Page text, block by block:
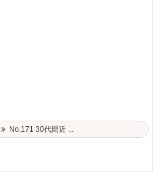
No.171 30代間近 ...